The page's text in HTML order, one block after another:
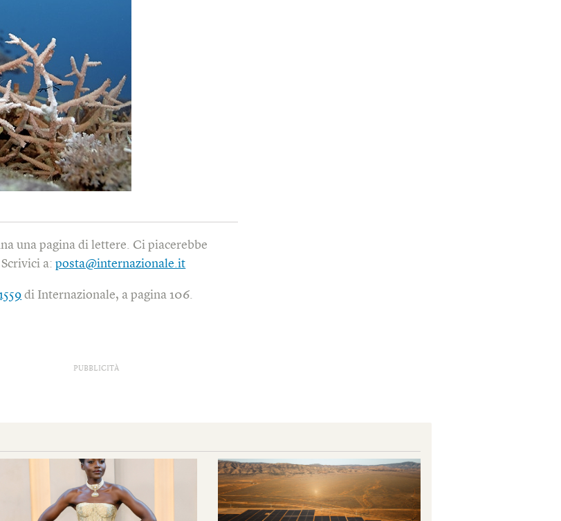
una pagina di lettere. Ci piacerebbe
Scrivici a:posta@internazionale.it
di Internazionale, a pagina 106.
PUBBLICITÀ